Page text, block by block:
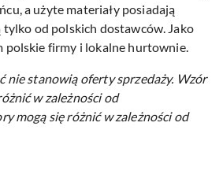
a użyte materiały posiadają
od polskich dostawców. Jako
polskie firmy i lokalne hurtownie.
nie stanowią oferty sprzedaży. Wzór
w zależności od
mogą się różnić w zależności od